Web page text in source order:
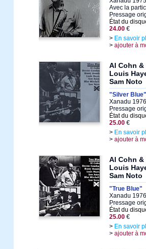
Avec la
Pressage
État du
24.00 €
> En savoir
> ajouter à
Al Cohn &
Louis
Sam Noto
"Silver Blue"
Xanadu
Pressage
État du
25.00 €
> En savoir
> ajouter à
Al Cohn &
Louis
Sam Noto
"True Blue"
Xanadu
Pressage
État du
25.00 €
> En savoir
> ajouter à